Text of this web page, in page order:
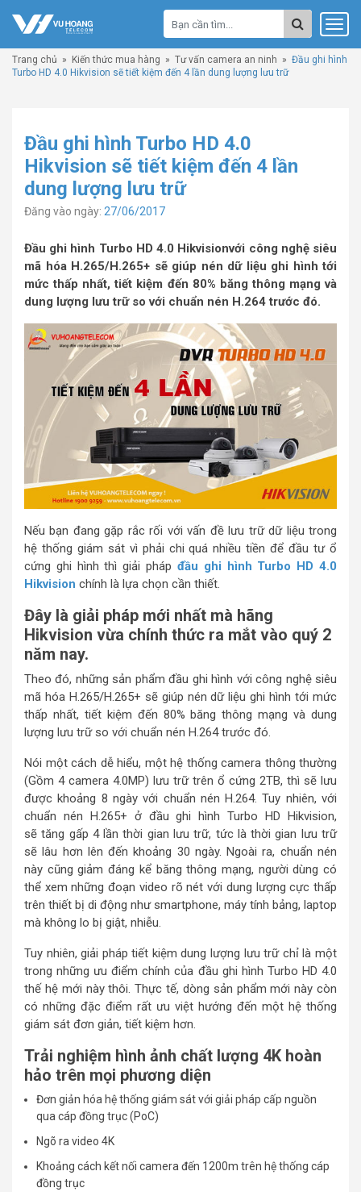
Trang chủ » Kiến thức mua hàng » Tư vấn camera an ninh » Đầu ghi hình
Turbo HD 4.0 Hikvision sẽ tiết kiệm đến 4 lần dung lượng lưu trữ
Đầu ghi hình Turbo HD 4.0
Hikvision sẽ tiết kiệm đến 4 lần
dung lượng lưu trữ
Đăng vào ngày: 27/06/2017
Đầu ghi hình Turbo HD 4.0 Hikvision​với công nghệ siêu
mã hóa H.265/H.265+ sẽ giúp nén dữ liệu ghi hình tới
mức thấp nhất, tiết kiệm đến 80% băng thông mạng và
dung lượng lưu trữ so với chuẩn nén H.264 trước đó.
Nếu bạn đang gặp rắc rối với vấn đề lưu trữ dữ liệu trong
hệ thống giám sát vì phải chi quá nhiều tiền để đầu tư ổ
cứng ghi hình thì giải pháp đầu ghi hình Turbo HD 4.0
Hikvision chính là lựa chọn cần thiết.
Đây là giải pháp mới nhất mà hãng
Hikvision vừa chính thức ra mắt vào quý 2
năm nay.
Theo đó, những sản phẩm đầu ghi hình với công nghệ siêu
mã hóa H.265/H.265+ sẽ giúp nén dữ liệu ghi hình tới mức
thấp nhất, tiết kiệm đến 80% băng thông mạng và dung
lượng lưu trữ so với chuẩn nén H.264 trước đó.
Nói một cách dễ hiểu, một hệ thống camera thông thường
(Gồm 4 camera 4.0MP) lưu trữ trên ổ cứng 2TB, thì sẽ lưu
được khoảng 8 ngày với chuẩn nén H.264. Tuy nhiên, với
chuẩn nén H.265+ ở đầu ghi hình Turbo HD Hikvision,
sẽ tăng gấp 4 lần thời gian lưu trữ, tức là thời gian lưu trữ
sẽ lâu hơn lên đến khoảng 30 ngày. Ngoài ra, chuẩn nén
này cũng giảm đáng kể băng thông mạng, người dùng có
thể xem những đoạn video rõ nét với dung lượng cực thấp
trên thiết bị di động như smartphone, máy tính bảng, laptop
mà không lo bị giật, nhiễu.
Tuy nhiên, giải pháp tiết kiệm dung lượng lưu trữ chỉ là một
trong những ưu điểm chính của đầu ghi hình Turbo HD 4.0
thế hệ mới này thôi. Thực tế, dòng sản phẩm mới này còn
có những đặc điểm rất ưu việt hướng đến một hệ thống
giám sát đơn giản, tiết kiệm hơn.
Trải nghiệm hình ảnh chất lượng 4K hoàn
hảo trên mọi phương diện
Đơn giản hóa hệ thống giám sát với giải pháp cấp nguồn
qua cáp đồng trục (PoC)
Ngõ ra video 4K
Khoảng cách kết nối camera đến 1200m trên hệ thống cáp
đồng trục